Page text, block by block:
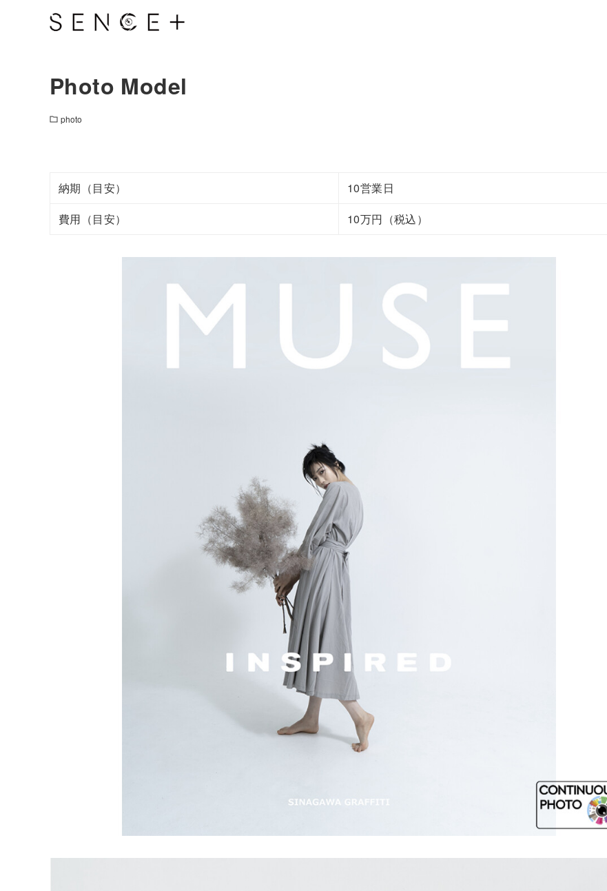
Photo Model
photo
納期（目安）
10営業日
費用（目安）
10万円（税込）